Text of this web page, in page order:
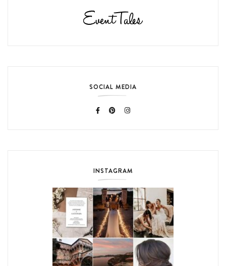
SOCIAL MEDIA
INSTAGRAM